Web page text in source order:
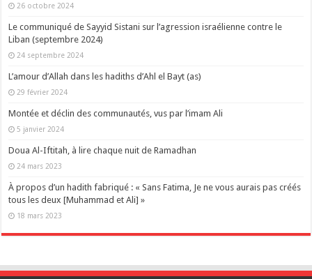
26 octobre 2024
Le communiqué de Sayyid Sistani sur l’agression israélienne contre le
Liban (septembre 2024)
24 septembre 2024
L’amour d’Allah dans les hadiths d’Ahl el Bayt (as)
29 février 2024
Montée et déclin des communautés, vus par l’imam Ali
5 janvier 2024
Doua Al-Iftitah, à lire chaque nuit de Ramadhan
24 mars 2023
À propos d’un hadith fabriqué : « Sans Fatima, Je ne vous aurais pas créés
tous les deux [Muhammad et Ali] »
18 mars 2023